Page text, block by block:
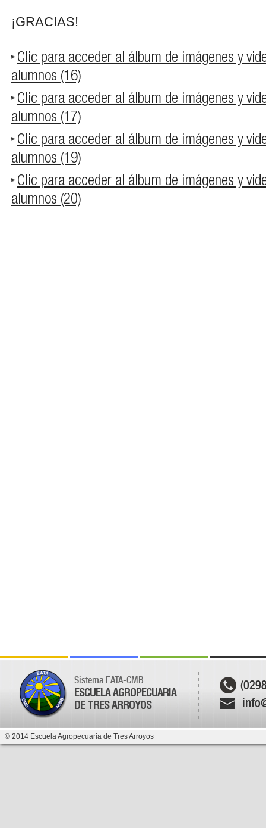
¡GRACIAS!
Clic para acceder al álbum de imágenes y
alumnos (16)
Clic para acceder al álbum de imágenes y
alumnos (17)
Clic para acceder al álbum de imágenes y
alumnos (19)
Clic para acceder al álbum de imágenes y
alumnos (20)
Sistema EATA-CMB
ESCUELA AGROPECUARIA
DE TRES ARROYOS
© 2014 Escuela Agropecuaria de Tres Arroyos